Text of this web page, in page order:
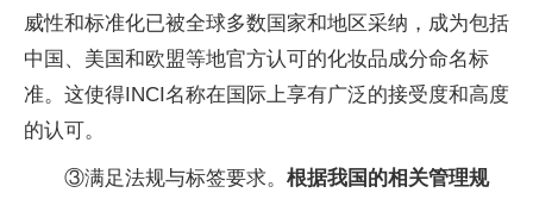
威性和标准化已被全球多数国家和地区采纳，成为包括
中国、美国和欧盟等地官方认可的化妆品成分命名标
准。这使得INCI名称在国际上享有广泛的接受度和高度
的认可。
③满足法规与标签要求。 根据我国的相关管理规